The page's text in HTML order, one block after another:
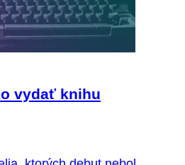
vydať knihu